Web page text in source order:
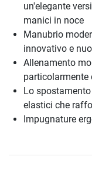
un'elegante
manici in noce
Manubrio
innovativo e
Allenamento
particolarmente
Lo
elastici che
Impugnature